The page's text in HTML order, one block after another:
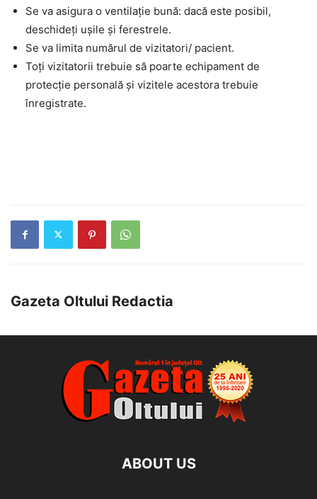
Se va asigura o ventilație bună: dacă este posibil,
deschideți ușile și ferestrele.
Se va limita numărul de vizitatori/ pacient.
Toți vizitatorii trebuie să poarte echipament de
protecție personală și vizitele acestora trebuie
înregistrate.
Gazeta Oltului Redactia
ABOUT US